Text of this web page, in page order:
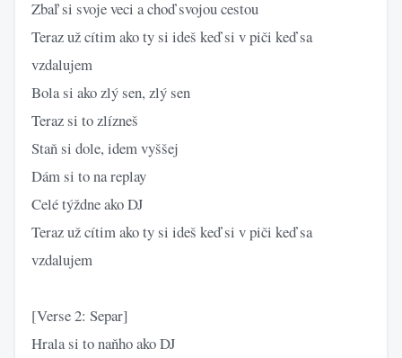
Zbaľ si svoje veci a choď svojou cestou
Teraz už cítim ako ty si ideš keď si v piči keď sa
vzdalujem
Bola si ako zlý sen, zlý sen
Teraz si to zlízneš
Staň si dole, idem vyššej
Dám si to na replay
Celé týždne ako DJ
Teraz už cítim ako ty si ideš keď si v piči keď sa
vzdalujem
[Verse 2: Separ]
Hrala si to naňho ako DJ